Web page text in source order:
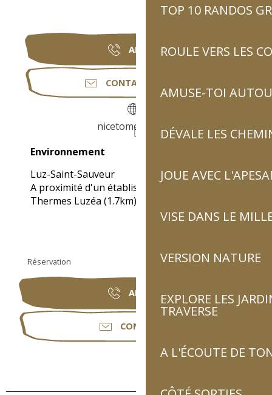
TOP 10 RANDOS
ROULE VERS LES
AMUSE-TOI
DÉVALE LES
JOUE AVEC
VISE DANS LE
VERSION NATURE
EXPLORE LES
TRAVERSE
A L'ÉCOUTE DE
APPELER
CONTACTEZ-NOUS
nicetomeetyou.fr
Environnement
Environnement
Luz-Saint-Sauveur
A proximité d'un établissement thermal :
Thermes Luzéa (1.7km)
Réservation
APPELER
CONTACTER